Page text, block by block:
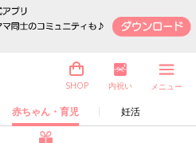
赤ちゃん・育児 妊活
SHOP 内祝い メニュー